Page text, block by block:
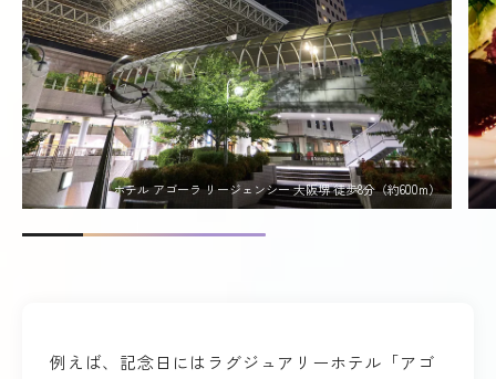
ホテル アゴーラ リージェンシー 大阪堺 徒歩8分（約600m）
例えば、記念日にはラグジュアリーホテル「アゴ